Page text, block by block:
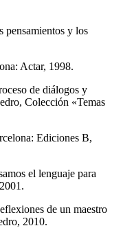
pensamientos y los
Actar, 1998.
de diálogos y
Colección «Temas
Ediciones B,
el lenguaje para
de un maestro
2010.